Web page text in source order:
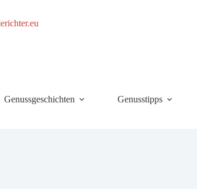
Genussgeschichten Genusstipps